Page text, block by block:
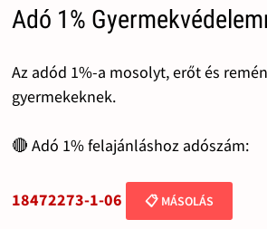
Adó 1%
Az adód 1%-a mosolyt, erőt és
gyermekeknek.
🔴 Adó 1% felajánláshoz adószám:
18472273-1-06 📋 MÁSOLÁS